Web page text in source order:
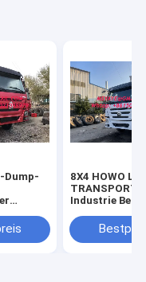
Dump-
375 PS
8X4 HOWO
TRANSPORT
Industrie